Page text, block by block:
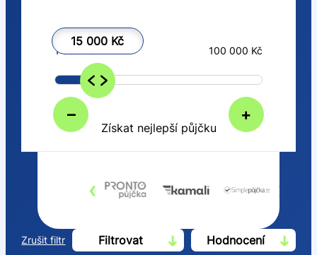
15 000 Kč
– +
1 000 Kč 100 000 Kč
Získat nejlepší půjčku
‹ ›
Zrušit filtr Filtrovat Hodnocení